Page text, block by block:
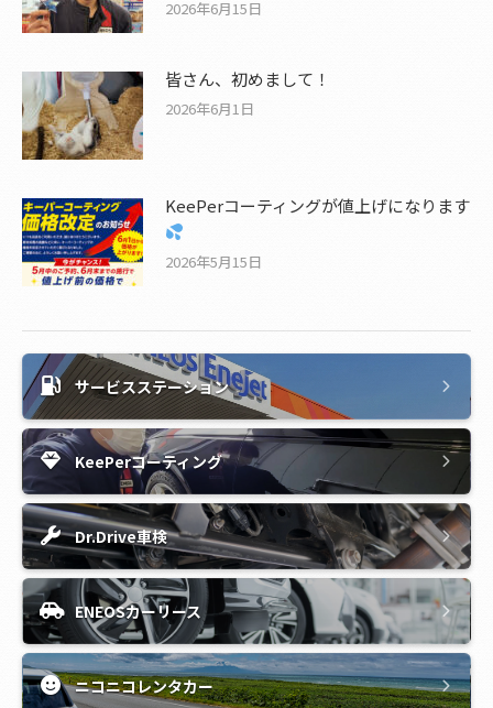
2026年6月15日
皆さん、初めまして！
2026年6月1日
KeePerコーティングが値上げになります
2026年5月15日
サービスステーション
KeePerコーティング
Dr.Drive車検
ENEOSカーリース
ニコニコレンタカー